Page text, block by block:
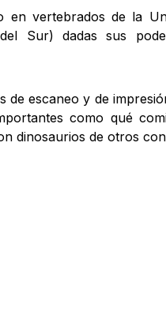
en vertebrados de la
Sur) dadas sus
de escaneo y de
como qué
dinosaurios de otros